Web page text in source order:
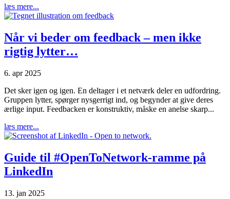
læs mere...
Når vi beder om feedback – men ikke
rigtig lytter…
6. apr 2025
Det sker igen og igen. En deltager i et netværk deler en udfordring.
Gruppen lytter, spørger nysgerrigt ind, og begynder at give deres
ærlige input. Feedbacken er konstruktiv, måske en anelse skarp...
læs mere...
Guide til #OpenToNetwork-ramme på
LinkedIn
13. jan 2025